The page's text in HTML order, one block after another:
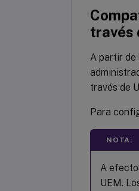
través
A partir de
través de
Para
NOTA:
A
UEM.